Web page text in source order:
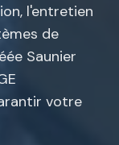
l'entretien
de
Saunier
votre